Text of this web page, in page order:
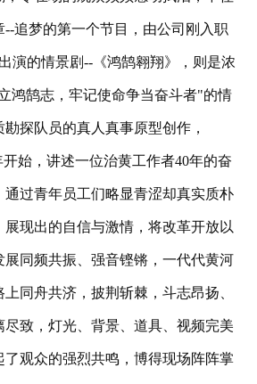
--追梦的第一个节目，由公司刚入职
演的情景剧--《鸿鹄翱翔》，则是浓
鸿鹄志，牢记使命争当奋斗者"的情
探队员的真人真事原型创作，
始，讲述一位治黄工作者40年的奋
通过青年员工们略显青涩却真实质朴
现出的自信与激情，将改革开放以
展同频共振、强音铿锵，一代代黄河
同舟共济，披荆斩棘，斗志昂扬、
致，灯光、背景、道具、视频完美
了观众的强烈共鸣，博得现场阵阵掌